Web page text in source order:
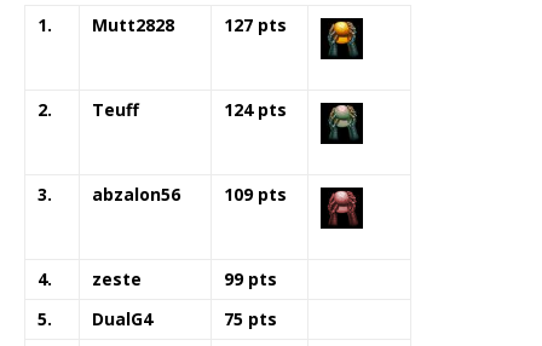
1. Mutt2828 127 pts
2. Teuff 124 pts
3. abzalon56 109 pts
4. zeste
99 pts
5.
DualG4
75 pts